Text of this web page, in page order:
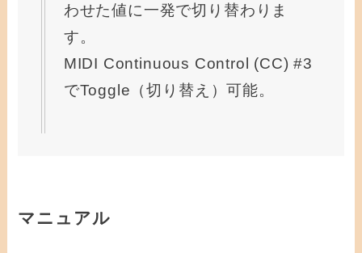
わせた値に一発で切り替わりま
す。
MIDI Continuous Control (CC) #3
でToggle（切り替え）可能。
マニュアル